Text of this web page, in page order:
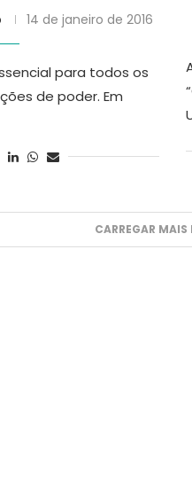
14 de janeiro de 2016
para todos os
de poder. Em
CARREGAR MAIS